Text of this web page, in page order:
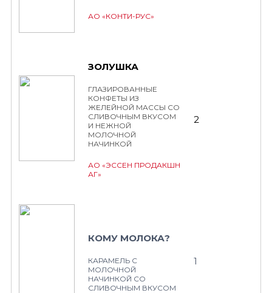
АО «КОНТИ-РУС»
ЗОЛУШКА
ГЛАЗИРОВАННЫЕ
КОНФЕТЫ ИЗ
ЖЕЛЕЙНОЙ МАССЫ СО
СЛИВОЧНЫМ ВКУСОМ
И НЕЖНОЙ
МОЛОЧНОЙ
НАЧИНКОЙ
АО «ЭССЕН ПРОДАКШН
АГ»
2
КОМУ МОЛОКА?
КАРАМЕЛЬ С
МОЛОЧНОЙ
НАЧИНКОЙ СО
СЛИВОЧНЫМ ВКУСОМ
1